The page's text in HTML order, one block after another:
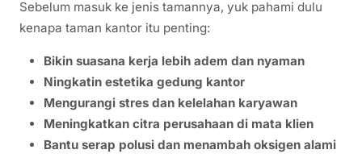
Sebelum masuk ke jenis tamannya, yuk pahami dulu
kenapa taman kantor itu penting:
Bikin suasana kerja lebih adem dan nyaman
Ningkatin estetika gedung kantor
Mengurangi stres dan kelelahan karyawan
Meningkatkan citra perusahaan di mata klien
Bantu serap polusi dan menambah oksigen alami